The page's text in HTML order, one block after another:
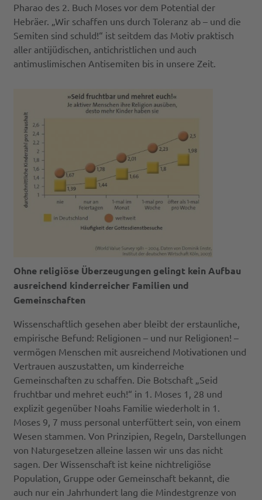
Pharao des 2. Buch Moses vor dem Potential der
Hebräer. „Wir schaffen uns durch Toleranz ab – und die
Semiten sind schuld!“ ist seitdem das Motiv praktisch
aller antijüdischen, antichristlichen und auch
antimuslimischen Antisemiten bis in unsere Zeit.
Ohne religiöse Überzeugungen gelingt kein Aufbau
ausreichend kinderreicher Familien und
Gemeinschaften
Wissenschaftlich gesehen aber bleibt der erstaunliche,
empirische Befund: Religionen – und nur Religionen! –
vermögen Menschen mit ausreichend Motivationen und
Vertrauen auszustatten, um kinderreiche
Gemeinschaften zu schaffen. Die Botschaft „Seid
fruchtbar und mehret euch!“ in 1. Moses 1, 28 und
explizit gegenüber Noahs Familie wiederholt in 1.
Moses 9, 7 muss personal unterfüttert sein, von einem
Wesen stammen. Von Prinzipien, Regeln, Darstellungen
von Naturgesetzen alleine lassen wir uns das nicht
sagen. Der Wissenschaft ist keine nichtreligiöse
Population, Gruppe oder Gemeinschaft bekannt, die
auch nur ein Jahrhundert lang die Mindestgrenze von